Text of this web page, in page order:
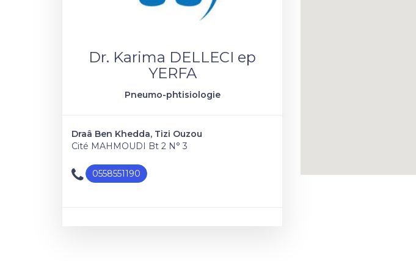
Dr. Karima DELLECI ep
YERFA
Pneumo-phtisiologie
Draâ Ben Khedda, Tizi Ouzou
Cité MAHMOUDI Bt 2 N° 3
0558551190